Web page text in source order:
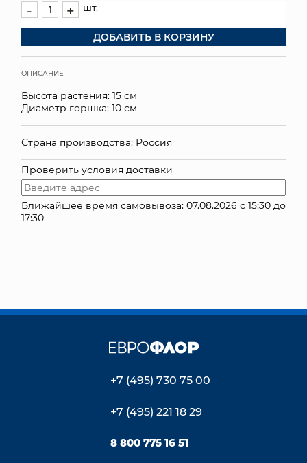
ПОДАРОЧНЫЕ КАРТЫ
ОПТОВЫМ КЛИЕНТАМ
ДОСТАВКА И ОПЛАТА
КОНТАКТЫ
- + шт.
ДОБАВИТЬ В КОРЗИНУ
ОПИСАНИЕ
Высота растения: 15 см
Диаметр горшка: 10 см
Страна производства: Россия
Проверить условия доставки
Ближайшее время самовывоза: 07.08.2026 с 15:30 до
17:30
+7 (495) 730 75 00
+7 (495) 221 18 29
8 800 775 16 51